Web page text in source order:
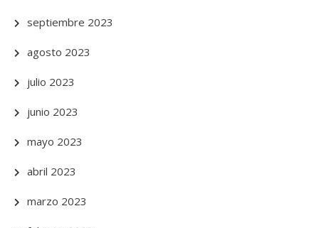
septiembre 2023
agosto 2023
julio 2023
junio 2023
mayo 2023
abril 2023
marzo 2023